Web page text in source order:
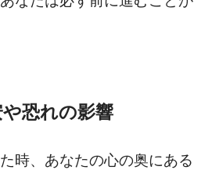
恐れの影響
時、あなたの心の奥にある